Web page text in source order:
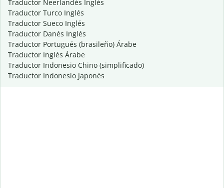
Traductor Neerlandés Inglés
Traductor Turco Inglés
Traductor Sueco Inglés
Traductor Danés Inglés
Traductor Portugués (brasileño) Árabe
Traductor Inglés Árabe
Traductor Indonesio Chino (simplificado)
Traductor Indonesio Japonés